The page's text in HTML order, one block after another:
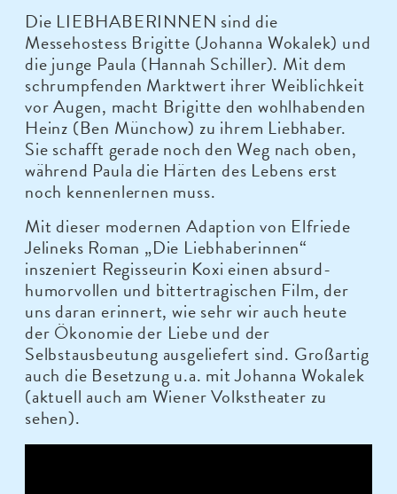
Die LIEBHABERINNEN sind die
Messehostess Brigitte (Johanna Wokalek) und
die junge Paula (Hannah Schiller). Mit dem
schrumpfenden Marktwert ihrer Weiblichkeit
vor Augen, macht Brigitte den wohlhabenden
Heinz (Ben Münchow) zu ihrem Liebhaber.
Sie schafft gerade noch den Weg nach oben,
während Paula die Härten des Lebens erst
noch kennenlernen muss.
Mit dieser modernen Adaption von Elfriede
Jelineks Roman „Die Liebhaberinnen“
inszeniert Regisseurin Koxi einen absurd-
humorvollen und bittertragischen Film, der
uns daran erinnert, wie sehr wir auch heute
der Ökonomie der Liebe und der
Selbstausbeutung ausgeliefert sind. Großartig
auch die Besetzung u.a. mit Johanna Wokalek
(aktuell auch am Wiener Volkstheater zu
sehen).